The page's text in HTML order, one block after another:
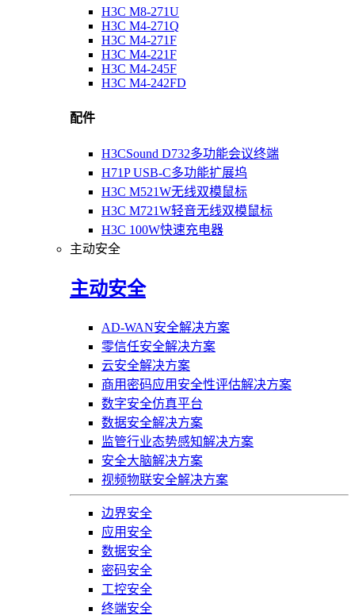
H3C M8-271U
H3C M4-271Q
H3C M4-271F
H3C M4-221F
H3C M4-245F
H3C M4-242FD
配件
H3CSound D732多功能会议终端
H71P USB-C多功能扩展坞
H3C M521W无线双模鼠标
H3C M721W轻音无线双模鼠标
H3C 100W快速充电器
主动安全
主动安全
AD-WAN安全解决方案
零信任安全解决方案
云安全解决方案
商用密码应用安全性评估解决方案
数字安全仿真平台
数据安全解决方案
监管行业态势感知解决方案
安全大脑解决方案
视频物联安全解决方案
边界安全
应用安全
数据安全
密码安全
工控安全
终端安全